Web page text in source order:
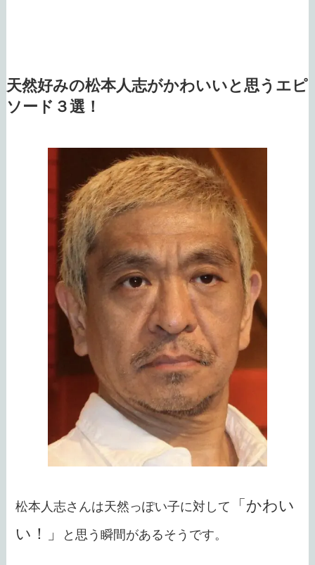
天然好みの松本人志がかわいいと思うエピ
ソード３選！
松本人志さんは天然っぽい子に対して
「かわい
い！」
と思う瞬間があるそうです。